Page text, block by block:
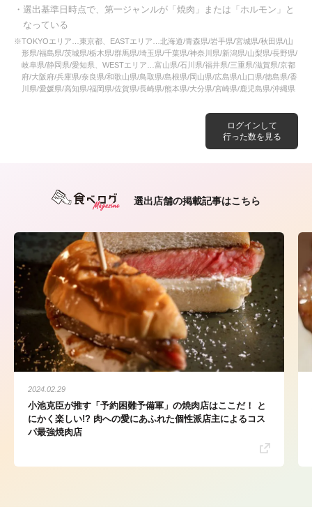
ログインして
行った数を見る
・選出基準日時点で、第一ジャンルが「焼肉」または「ホルモン」と
なっている
※TOKYOエリア…東京都、EASTエリア…北海道/青森県/岩手県/宮城県/秋田県/山
形県/福島県/茨城県/栃木県/群馬県/埼玉県/千葉県/神奈川県/新潟県/山梨県/長野県/
岐阜県/静岡県/愛知県、WESTエリア…富山県/石川県/福井県/三重県/滋賀県/京都
府/大阪府/兵庫県/奈良県/和歌山県/鳥取県/島根県/岡山県/広島県/山口県/徳島県/香
川県/愛媛県/高知県/福岡県/佐賀県/長崎県/熊本県/大分県/宮崎県/鹿児島県/沖縄県
選出店舗の掲載記事はこちら
2024.02.29
小池克臣が推す「予約困難予備軍」の焼肉店はここだ！ と
にかく楽しい!? 肉への愛にあふれた個性派店主によるコス
パ最強焼肉店